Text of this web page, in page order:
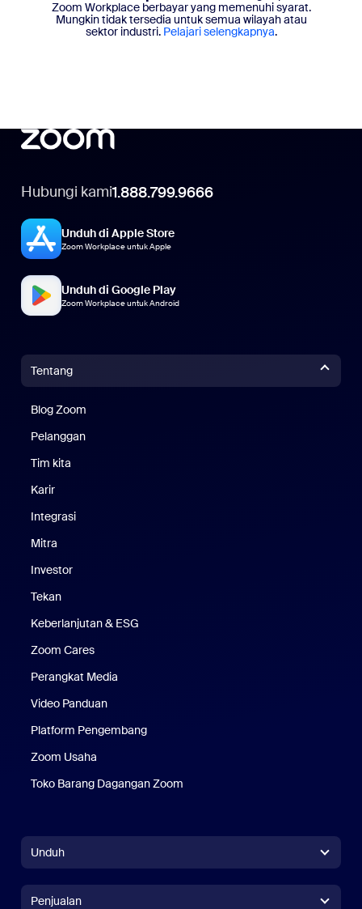
Zoom Workplace berbayar yang memenuhi syarat.
Mungkin tidak tersedia untuk semua wilayah atau
sektor industri. Pelajari selengkapnya.
Hubungi kami1.888.799.9666
Unduh di Apple Store
Zoom Workplace untuk Apple
Unduh di Google Play
Zoom Workplace untuk Android
Tentang
Blog Zoom
Pelanggan
Tim kita
Karir
Integrasi
Mitra
Investor
Tekan
Keberlanjutan & ESG
Zoom Cares
Perangkat Media
Video Panduan
Platform Pengembang
Zoom Usaha
Toko Barang Dagangan Zoom
Unduh
Penjualan